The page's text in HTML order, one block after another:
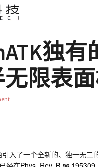
独
限表
引入了一个全新的、独一无